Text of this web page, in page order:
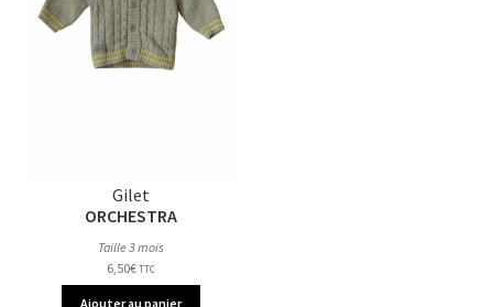
Gilet
ORCHESTRA
Taille 3 mois
6,50€ TTC
Ajouter au panier